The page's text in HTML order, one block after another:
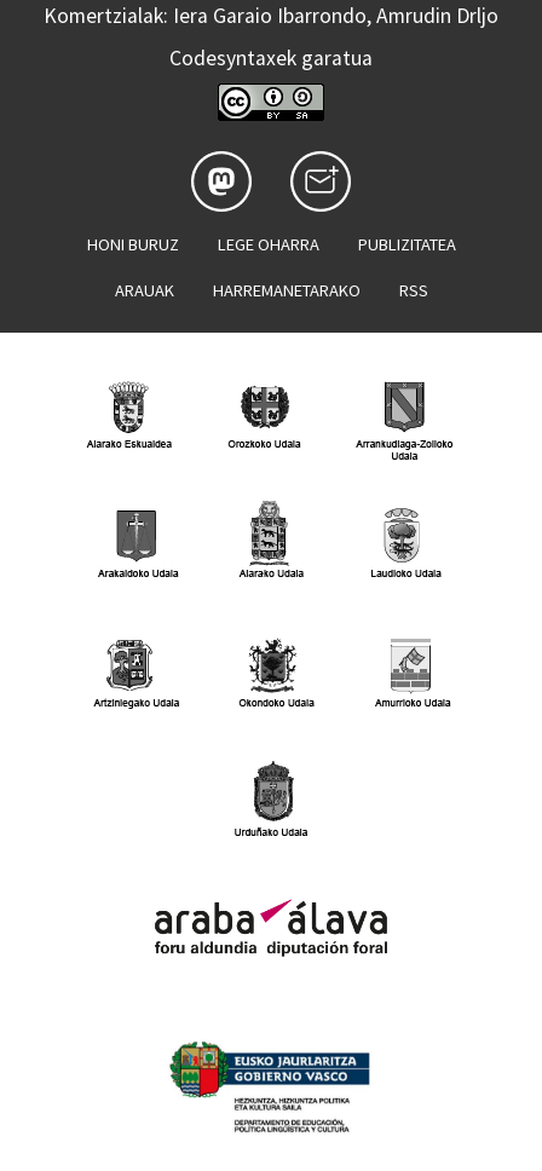
Komertzialak: Iera Garaio Ibarrondo, Amrudin Drljo
Codesyntaxek garatua
HONI BURUZ LEGE OHARRA PUBLIZITATEA
ARAUAK HARREMANETARAKO RSS